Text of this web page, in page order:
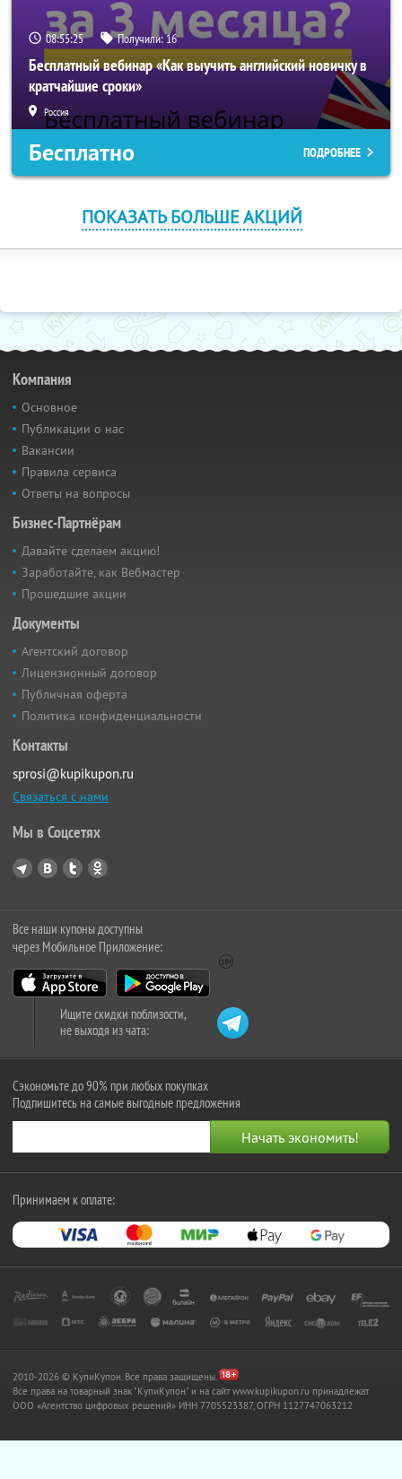
08:55:25 Получили:16
Бесплатный вебинар «Как выучить английский новичку в
кратчайшие сроки»
Россия
Бесплатно ПОДРОБНЕЕ
ПОКАЗАТЬ БОЛЬШЕ АКЦИЙ
Компания
Основное
Публикации о нас
Вакансии
Правила сервиса
Ответы на вопросы
Бизнес-Партнёрам
Давайте сделаем акцию!
Заработайте, как Вебмастер
Прошедшие акции
Документы
Агентский договор
Лицензионный договор
Публичная оферта
Политика конфиденциальности
Контакты
sprosi@kupikupon.ru
Связаться с нами
Мы в Соцсетях
Все наши купоны доступны
через Мобильное Приложение:
Ищите скидки поблизости,
не выходя из чата:
Сэкономьте до 90% при любых покупках
Подпишитесь на самые выгодные предложения
Принимаем к оплате:
2010-2026 © КупиКупон. Все права защищены.
Все права на товарный знак "КупиКупон" и на сайт www.kupikupon.ru принадлежат
OOO «Агентство цифровых решений» ИНН 7705523387, ОГРН 1127747063212